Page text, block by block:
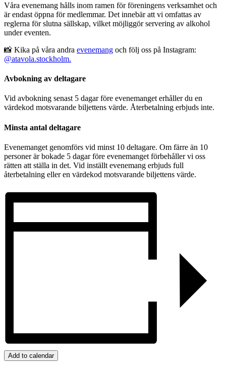
Våra evenemang hålls inom ramen för föreningens verksamhet och
är endast öppna för medlemmar. Det innebär att vi omfattas av
reglerna för slutna sällskap, vilket möjliggör servering av alkohol
under eventen.
📸 Kika på våra andra evenemang och följ oss på Instagram:
@atavola.stockholm.
Avbokning av deltagare
Vid avbokning senast 5 dagar före evenemanget erhåller du en
värdekod motsvarande biljettens värde. Återbetalning erbjuds inte.
Minsta antal deltagare
Evenemanget genomförs vid minst 10 deltagare. Om färre än 10
personer är bokade 5 dagar före evenemanget förbehåller vi oss
rätten att ställa in det. Vid inställt evenemang erbjuds full
återbetalning eller en värdekod motsvarande biljettens värde.
Add to calendar
Gå med i vår e-postlista för att hålla dig uppdaterad